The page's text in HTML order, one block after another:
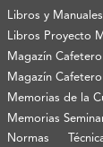
Libros y Manuales
Libros Proyecto
Magazín Cafetero
Magazín
Memorias de la
Memorias
Normas